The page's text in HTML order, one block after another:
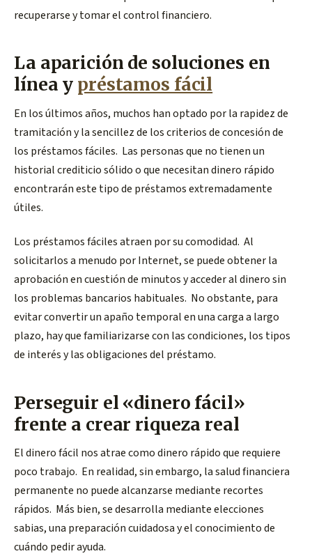
recuperarse y tomar el control financiero.
La aparición de soluciones en
línea y préstamos fácil
En los últimos años, muchos han optado por la rapidez de
tramitación y la sencillez de los criterios de concesión de
los préstamos fáciles. Las personas que no tienen un
historial crediticio sólido o que necesitan dinero rápido
encontrarán este tipo de préstamos extremadamente
útiles.
Los préstamos fáciles atraen por su comodidad. Al
solicitarlos a menudo por Internet, se puede obtener la
aprobación en cuestión de minutos y acceder al dinero sin
los problemas bancarios habituales. No obstante, para
evitar convertir un apaño temporal en una carga a largo
plazo, hay que familiarizarse con las condiciones, los tipos
de interés y las obligaciones del préstamo.
Perseguir el «dinero fácil»
frente a crear riqueza real
El dinero fácil nos atrae como dinero rápido que requiere
poco trabajo. En realidad, sin embargo, la salud financiera
permanente no puede alcanzarse mediante recortes
rápidos. Más bien, se desarrolla mediante elecciones
sabias, una preparación cuidadosa y el conocimiento de
cuándo pedir ayuda.